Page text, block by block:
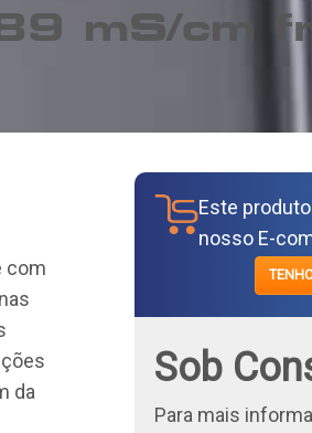
mS/cm fr
com
da
Este
nosso E-
Sob
Para mais